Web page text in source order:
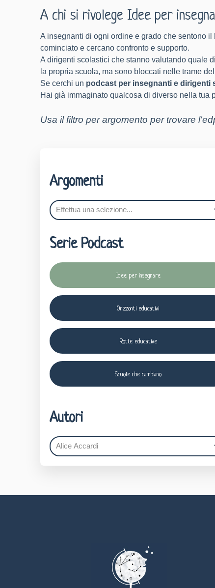
A chi si rivolege Idee per
A insegnanti di ogni ordine e grado che sentono
cominciato e cercano confronto e supporto.
A dirigenti scolastici che stanno valutando quale
la propria scuola, ma sono bloccati nelle trame
Se cerchi un podcast per insegnanti e dirigenti
Hai già immaginato qualcosa di diverso nella tua
Usa il filtro per argomento per trovare
Argomenti
Serie Podcast
Idee per insegnare
Orizzonti educativi
Rotte educative
Scuole che cambiano
Autori